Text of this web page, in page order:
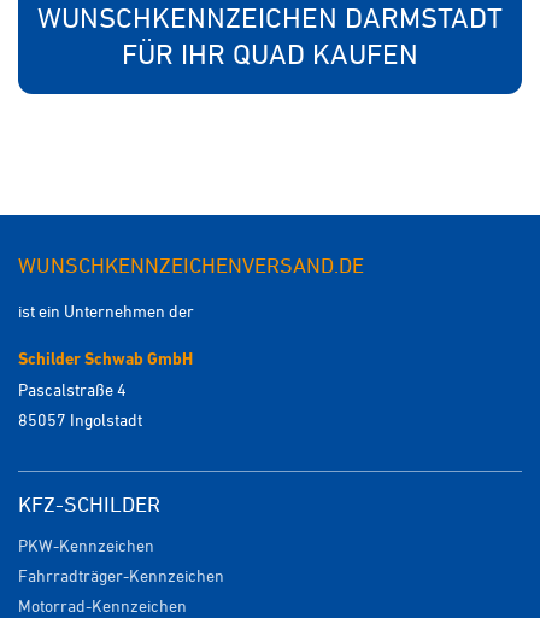
WUNSCHKENNZEICHEN DARMSTADT
FÜR IHR QUAD KAUFEN
WUNSCHKENNZEICHENVERSAND.DE
ist ein Unternehmen der
Schilder Schwab GmbH
Pascalstraße 4
85057 Ingolstadt
KFZ-SCHILDER
PKW-Kennzeichen
Fahrradträger-Kennzeichen
Motorrad-Kennzeichen